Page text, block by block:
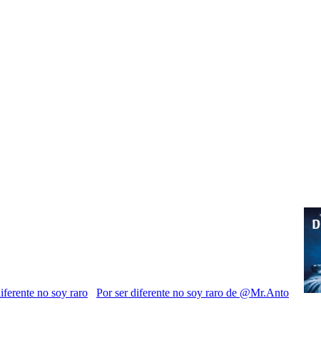
Por ser diferente no soy raro de @Mr.Anto